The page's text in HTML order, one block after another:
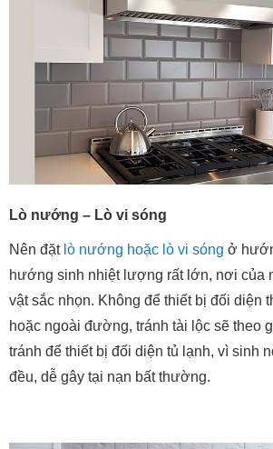
Lò nướng – Lò vi sóng
Nên đặt lò nướng hoặc lò vi sóng ở
hướng sinh nhiệt lượng rất lớn, nơi của
vật sắc nhọn. Không để thiết bị đối diện
hoặc ngoài đường, tránh tài lộc sẽ theo
tránh để thiết bị đối diện tủ lạnh, vì sinh
đều, dễ gây tại nạn bất thường.